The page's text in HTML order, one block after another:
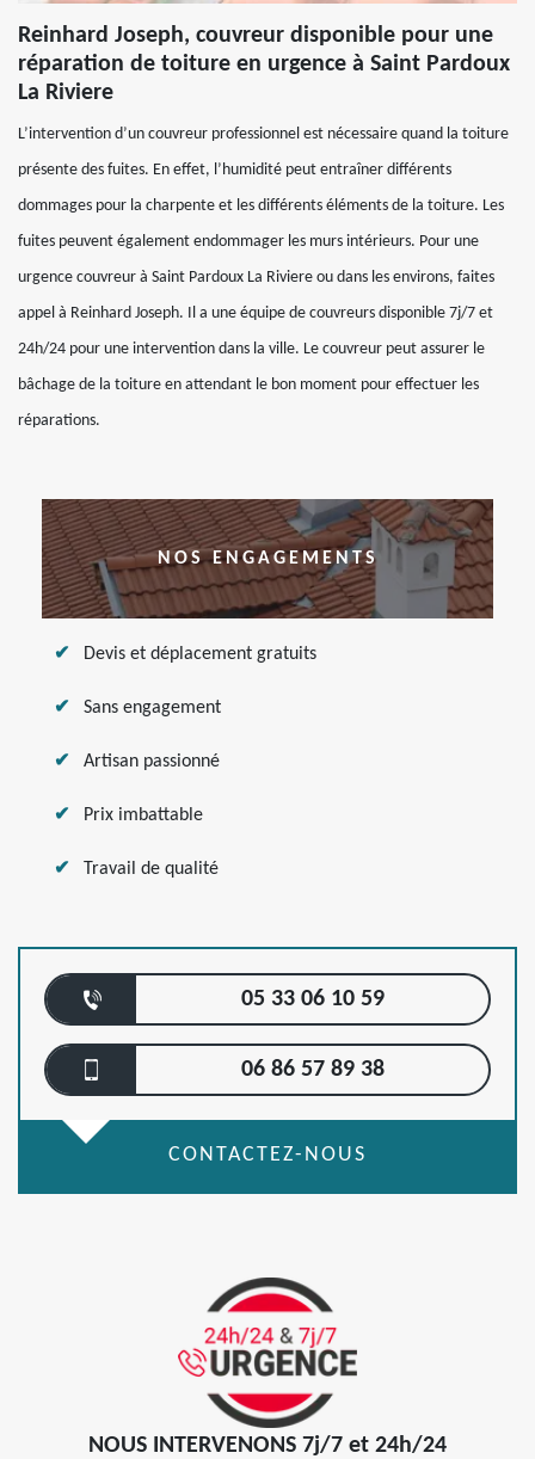
Reinhard Joseph, couvreur disponible pour une
réparation de toiture en urgence à Saint Pardoux
La Riviere
L’intervention d’un couvreur professionnel est nécessaire quand la toiture
présente des fuites. En effet, l’humidité peut entraîner différents
dommages pour la charpente et les différents éléments de la toiture. Les
fuites peuvent également endommager les murs intérieurs. Pour une
urgence couvreur à Saint Pardoux La Riviere ou dans les environs, faites
appel à Reinhard Joseph. Il a une équipe de couvreurs disponible 7j/7 et
24h/24 pour une intervention dans la ville. Le couvreur peut assurer le
bâchage de la toiture en attendant le bon moment pour effectuer les
réparations.
NOS ENGAGEMENTS
Devis et déplacement gratuits
Sans engagement
Artisan passionné
Prix imbattable
Travail de qualité
05 33 06 10 59
06 86 57 89 38
CONTACTEZ-NOUS
NOUS INTERVENONS 7j/7 et 24h/24